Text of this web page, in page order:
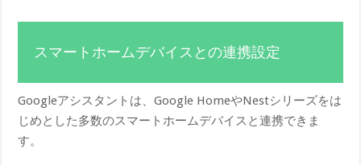
スマートホームデバイスとの連携設定
Googleアシスタントは、Google HomeやNestシリーズをは
じめとした多数のスマートホームデバイスと連携できま
す。